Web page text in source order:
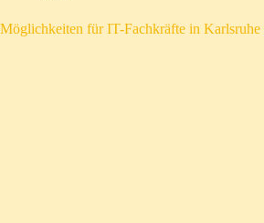
Möglichkeiten für IT-Fachkräfte in Karlsruhe